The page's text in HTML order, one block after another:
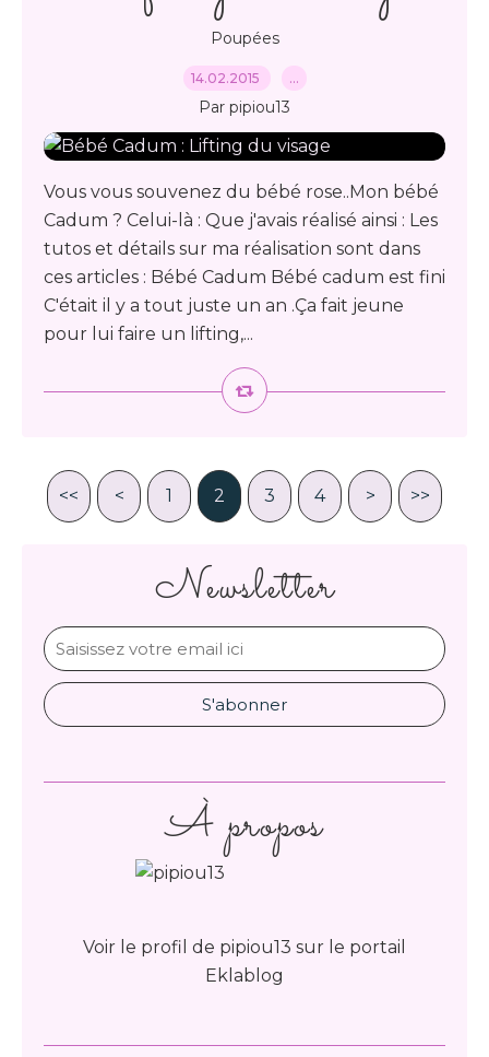
Poupées
14.02.2015 …
Par pipiou13
Vous vous souvenez du bébé rose..Mon bébé
Cadum ? Celui-là : Que j'avais réalisé ainsi : Les
tutos et détails sur ma réalisation sont dans
ces articles : Bébé Cadum Bébé cadum est fini
C'était il y a tout juste un an .Ça fait jeune
pour lui faire un lifting,...
<< < 1 2 3 4 > >>
Newsletter
À propos
Voir le profil de pipiou13 sur le portail
Eklablog